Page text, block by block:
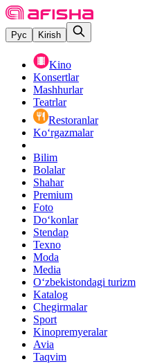
Рус Kirish
Kino
Konsertlar
Mashhurlar
Teatrlar
Restoranlar
Ko‘rgazmalar
Bilim
Bolalar
Shahar
Premium
Foto
Do‘konlar
Stendap
Texno
Moda
Media
O‘zbekistondagi turizm
Katalog
Chegirmalar
Sport
Kinopremyeralar
Avia
Taqvim